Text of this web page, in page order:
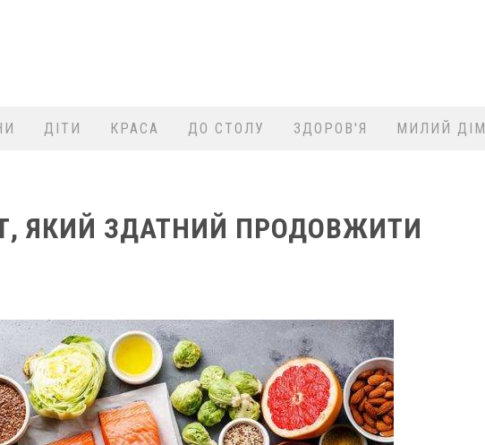
ДІТИ КРАСА ДО СТОЛУ ЗДОРОВ'Я МИЛИЙ ДІМ
ЯКИЙ ЗДАТНИЙ ПРОДОВЖИТИ